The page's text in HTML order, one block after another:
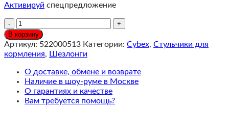
Активируй спецпредложение
Количество
Cybex
LEMO
Ножка-
для
шезлонга
Bouncer
Stunning
В корзину
Артикул: 522000513 Категории: Cybex, Стульчики для
кормления, Шезлонги
О доставке, обмене и возврате
Наличие в шоу-руме в Москве
О гарантиях и качестве
Вам требуется помощь?